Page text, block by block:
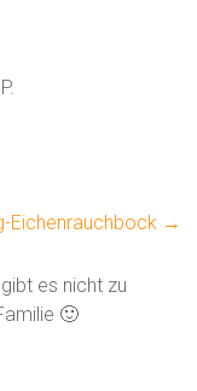
Eichenrauchbock →
es nicht zu
🙂